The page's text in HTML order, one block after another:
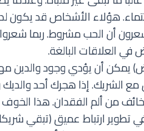
هؤلاء الأشخاص قد يكون
أن الحب مشروط. ربما
في العلاقات البالغة.
يمكن أن يؤدي وجود
الشريك. إذا هجرك أحد
من ألم الفقدان. هذا
تطوير ارتباط عميق (تبقي